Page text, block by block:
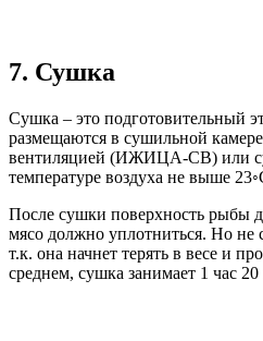
7. Сушка
Сушка – это подготовительный
размещаются в сушильной
вентиляцией (ИЖИЦА-СВ) или
температуре воздуха не выше
После сушки поверхность рыбы
мясо должно уплотниться. Но не
т.к. она начнет терять в весе и
среднем, сушка занимает 1 час